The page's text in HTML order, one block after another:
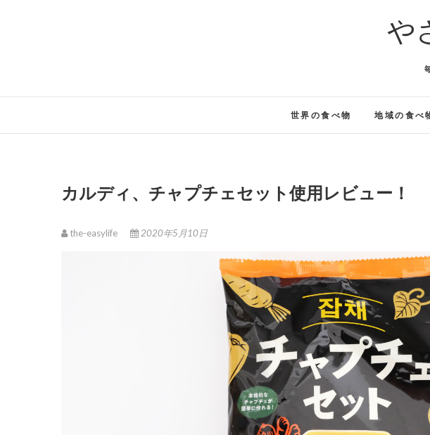
や
世界の食べ物 地域の食べ
カルディ、チャプチェセット使用レビュー！
the-easylife 2020年5月10日